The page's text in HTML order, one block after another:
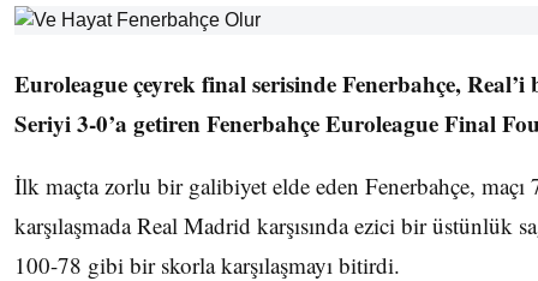
Euroleague çeyrek final serisinde Fenerbahçe,
Seriyi 3-0’a getiren Fenerbahçe Euroleague Final
İlk maçta zorlu bir galibiyet elde eden Fenerbahçe, maçı
karşılaşmada Real Madrid karşısında ezici bir üstünlük
100-78 gibi bir skorla karşılaşmayı bitirdi.